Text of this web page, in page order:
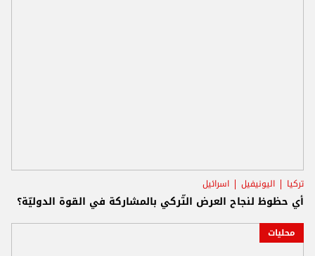
تركيا اليونيفيل اسرائيل
أي حظوظ لنجاح العرض التّركي بالمشاركة في القوة الدوليّة؟
محليات